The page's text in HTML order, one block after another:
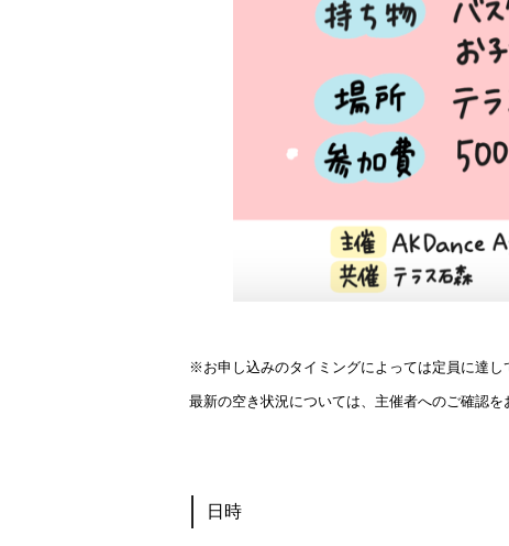
※お申し込みのタイミングによっては定員に達し
最新の空き状況については、主催者へのご確認を
日時